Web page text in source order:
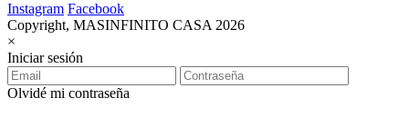
Instagram Facebook
Copyright, MASINFINITO CASA 2026
×
Iniciar sesión
Olvidé mi contraseña